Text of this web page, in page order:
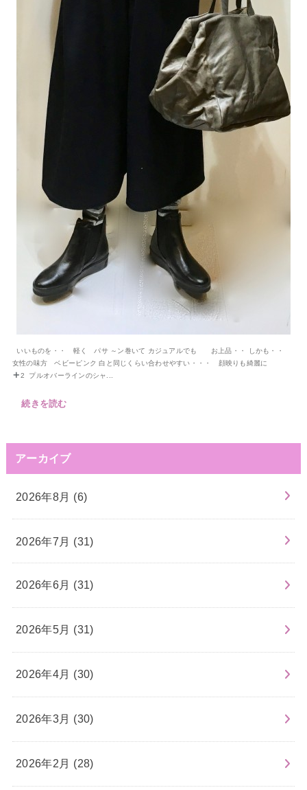
いいものを・・ 軽く パサ ～ン巻いて カジュアルでも お上品・・ しかも・・
女性の味方 ベビーピンク 白と同じくらい合わせやすい・・・ 顔映りも綺麗に
2 プルオバーラインのシャ...
続きを読む
アーカイブ
2026年8月 (6)
2026年7月 (31)
2026年6月 (31)
2026年5月 (31)
2026年4月 (30)
2026年3月 (30)
2026年2月 (28)